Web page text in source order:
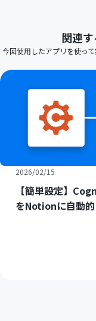
関連
今回使用したアプリを使っ
2026/02/15
【簡単設定】
をNotionに自動